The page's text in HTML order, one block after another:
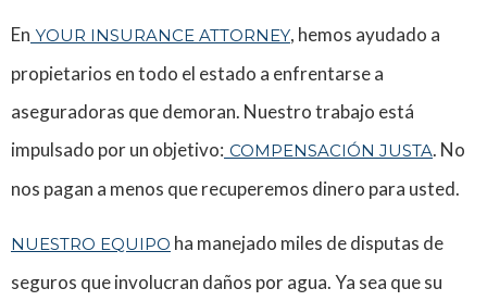
En YOUR INSURANCE ATTORNEY, hemos ayudado a
propietarios en todo el estado a enfrentarse a
aseguradoras que demoran. Nuestro trabajo está
impulsado por un objetivo: COMPENSACIÓN JUSTA. No
nos pagan a menos que recuperemos dinero para usted.
NUESTRO EQUIPO ha manejado miles de disputas de
seguros que involucran daños por agua. Ya sea que su